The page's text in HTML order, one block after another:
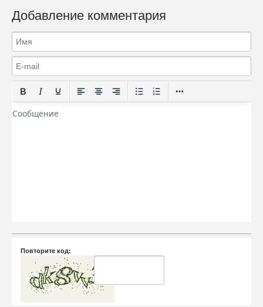
Добавление комментария
Повторите код: